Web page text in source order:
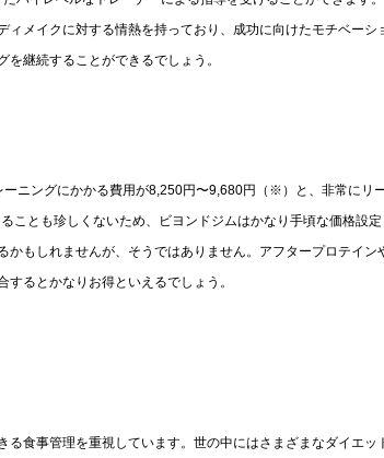
ィメイクに対する情熱を持っており、成功に向けたモチベー
継続することができるでしょう。
ニングにかかる費用が8,250円〜9,680円（※）と、非常にリ
ことも珍しくないため、ビヨンドジムはかなり手頃な価格設
かもしれませんが、そうではありません。アフタープロテイ
るとかなりお得といえるでしょう。
る食事管理を重視しています。世の中にはさまざまなダイエ